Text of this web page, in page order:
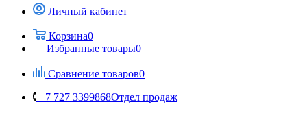
Личный кабинет
Корзина0
Избранные товары0
Сравнение товаров0
+7 727 3399868Отдел продаж